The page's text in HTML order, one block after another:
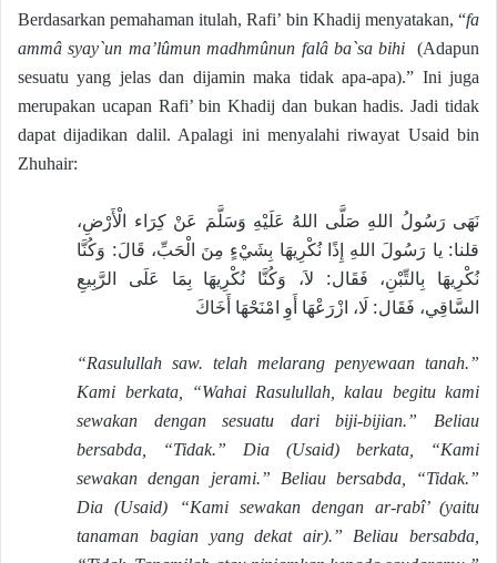
Berdasarkan pemahaman itulah, Rafi’ bin Khadij menyatakan, “fa
ammâ syay`un ma’lûmun madhmûnun falâ ba`sa bihi (Adapun
sesuatu yang jelas dan dijamin maka tidak apa-apa).” Ini juga
merupakan ucapan Rafi’ bin Khadij dan bukan hadis. Jadi tidak
dapat dijadikan dalil. Apalagi ini menyalahi riwayat Usaid bin
Zhuhair:
نَهَى رَسُولُ اللهِ صَلَّى اللهُ عَلَيْهِ وَسَلَّمَ عَنْ كِرَاء الْأَرْضِ،
قلنا: يا رَسُولَ اللهِ إِذًا نُكْرِيهَا بِشَيْءٍ مِنَ الْحَبِّ، قَالَ: وَكُنَّا
نُكْرِيهَا بِالتِّبْنِ، فَقَال: لاَ، وَكُنَّا نُكْرِيهَا بِمَا عَلَى الرَّبِيعِ
السَّاقِي، فَقَال: لَا، ازْرَعْهَا أَوِ امْنَحْهَا أَخَاكَ
“Rasulullah saw. telah melarang penyewaan tanah.”
Kami berkata, “Wahai Rasulullah, kalau begitu kami
sewakan dengan sesuatu dari biji-bijian.” Beliau
bersabda, “Tidak.” Dia (Usaid) berkata, “Kami
sewakan dengan jerami.” Beliau bersabda, “Tidak.”
Dia (Usaid) “Kami sewakan dengan ar-rabî’ (yaitu
tanaman bagian yang dekat air).” Beliau bersabda,